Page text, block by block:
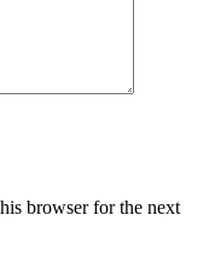
browser for the next